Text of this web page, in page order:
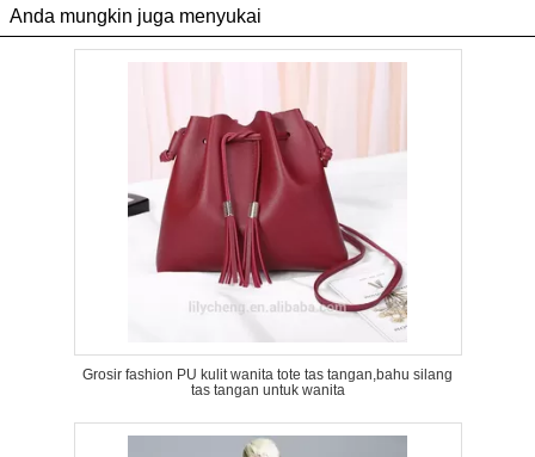
Anda mungkin juga menyukai
Grosir fashion PU kulit wanita tote tas tangan,bahu silang
tas tangan untuk wanita